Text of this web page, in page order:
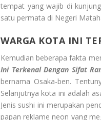
tempat yang wajib di
satu permata di Negeri
WARGA KOTA INI
Kemudian beberapa fakta
Ini Terkenal Dengan Sifat
bernama Osaka-ben.
Selanjutnya kota ini adalah
Jenis sushi ini merupakan
papan reklame neon yang